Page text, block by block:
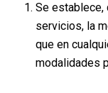
Se establece,
servicios, la
que en
modalidades